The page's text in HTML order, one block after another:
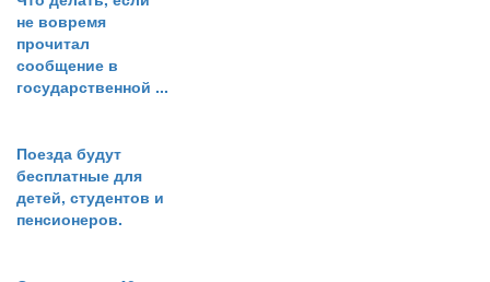
не вовремя
прочитал
сообщение в
государственной ...
Поезда будут
бесплатные для
детей, студентов и
пенсионеров.